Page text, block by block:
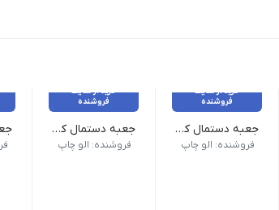
خرید از سایت
فروشنده
جعبه دستمال کاغذی کوچک _ 20 عدد
فروشنده: الو چاپ
خرید از سایت
فروشنده
جعبه دستمال کاغذی متوسط _ 20 عدد
فروشنده: الو چاپ